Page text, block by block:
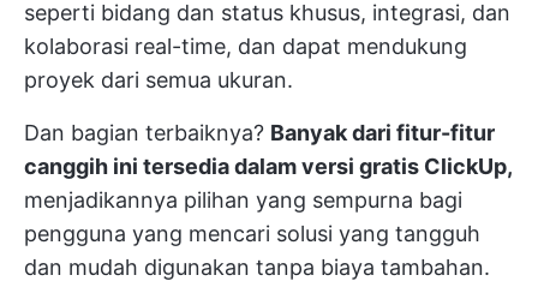
seperti bidang dan status khusus, integrasi, dan
kolaborasi real-time, dan dapat mendukung
proyek dari semua ukuran.
Dan bagian terbaiknya? Banyak dari fitur-fitur
canggih ini tersedia dalam versi gratis ClickUp,
menjadikannya pilihan yang sempurna bagi
pengguna yang mencari solusi yang tangguh
dan mudah digunakan tanpa biaya tambahan.